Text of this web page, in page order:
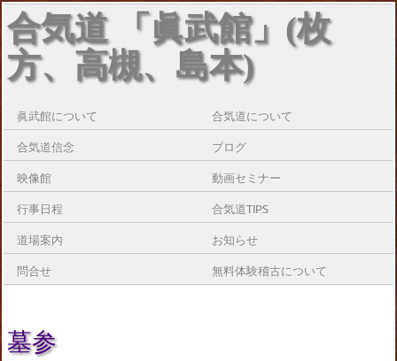
合気道 「眞武館」(枚
方、高槻、島本)
眞武館について 合気道について
合気道信念 ブログ
映像館 動画セミナー
行事日程 合気道TIPS
道場案内 お知らせ
問合せ 無料体験稽古について
墓参